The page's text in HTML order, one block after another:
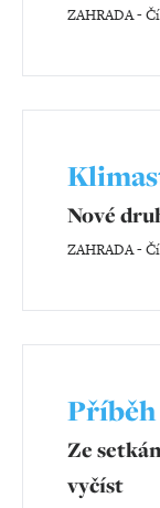
ZAHRADA-
Nové
ZAHRADA-
Příběh
Ze
vyčíst